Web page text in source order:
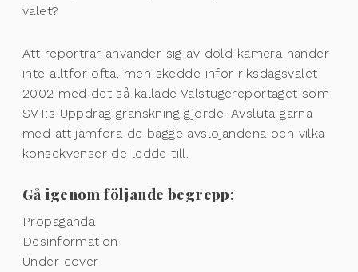
valet?
Att reportrar använder sig av dold kamera händer
inte alltför ofta, men skedde inför riksdagsvalet
2002 med det så kallade Valstugereportaget som
SVT:s Uppdrag granskning gjorde. Avsluta gärna
med att jämföra de bägge avslöjandena och vilka
konsekvenser de ledde till.
Gå igenom följande begrepp:
Propaganda
Desinformation
Under cover